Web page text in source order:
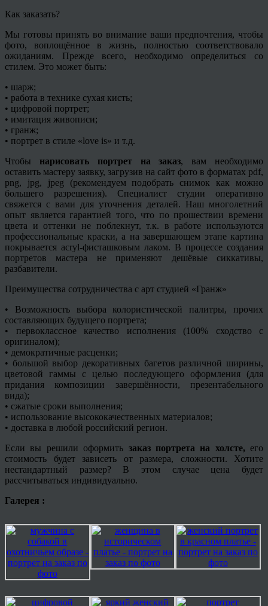
Как заказать?
Мы готовы принять во внимание ваши предпочтения, чтобы
фото, воплощённое в жизнь, полностью соответствовало
ожиданиям. Прежде всего, необходимо определиться со
стилем. Это может быть:
• шарж;
• работа в технике сухая кисть;
• цифровой портрет;
• имитация живописи;
• гранж;
• портрет в стиле «love is» и т.д.
Чтобы нарисовать портрет на заказ, вам необходимо
оставить мастеру заявку, загрузив на сайт фото в форматах pdf,
png, jpg, jpeg (рекомендуем подобрать снимок как можно
большего разрешения). Специалист студии оперативно
свяжется с вами для уточнения деталей. Наш многолетний
опыт является гарантией того, что по прошествии времени
цвета и оттенки не поблекнут, т.к. в работе используются
профессиональные краски, а на завершающем этапе картина
покрывается acryl-фисташковым лаком. В процессе создания
портретов мастера не применяют дешёвые сиккативы,
разбавители.
Преимущества сотрудничества с арт студией «Гранж»
• Возможность выбора колористической палитры, прочих
составляющих будущего портрета;
• первоклассное качество исполнения (100% сходство с
оригиналом);
• демократичные расценки;
• большой выбор декоративных багетов различной ширины,
цветовой гаммы с целью последующего оформления (для
придания композиции завершённости, презентабельного
вида);
• сжатые сроки выполнения;
• использование высококачественных материалов;
• доставка в любой российский регион.
Если вы решили оформить заказ портрета на холсте, его
стоимость будет зависеть от размера, сложности. Хотите
нестандартный размер? В этом случае цена будет
рассчитываться индивидуально.
Галерея :